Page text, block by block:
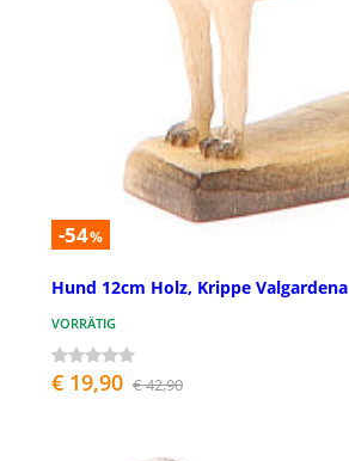
-54%
Hund 12cm Holz, Krippe Valgardena
VORRÄTIG
€ 19,90 € 42,90